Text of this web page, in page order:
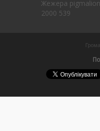
Жежера
2000 539